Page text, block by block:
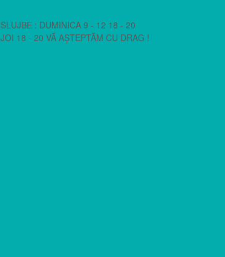
SLUJBE : DUMINICA 9 - 12 18 - 20
JOI 18 - 20 VĂ AȘTEPTĂM CU DRAG !